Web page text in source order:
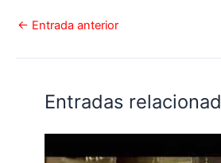
← Entrada anterior
Entradas